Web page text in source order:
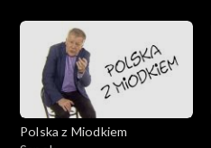
Polska z Miodkiem